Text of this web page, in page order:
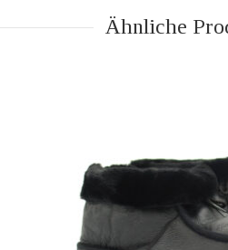
Ähnliche